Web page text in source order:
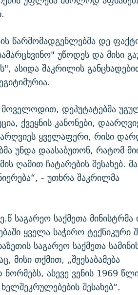
წარმომადგენლებმა დე
უწოდეს და მისი
ასიდა შაკრილის
დეპუტატებმა
ქვეყნის კანონები,
ყველაფერი, რისი
უნდა დაასაბუთონ, რატომ
ღამით ჩატარების შესახებ.
- უთხრა შაკრილმა
საგარეო საქმეთა
ყველა საჭირო ტექნიკური
საგარეო საქმეთა
მისი თქმით, „შეესაბამება
ასევე ვენის 1969
შესახებ“.